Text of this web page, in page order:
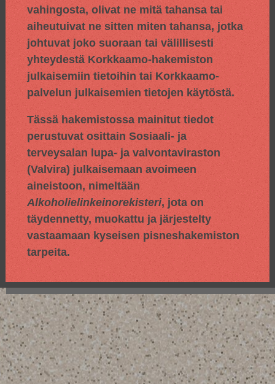
vahingosta, olivat ne mitä tahansa tai
aiheutuivat ne sitten miten tahansa, jotka
johtuvat joko suoraan tai välillisesti
yhteydestä Korkkaamo-hakemiston
julkaisemiin tietoihin tai Korkkaamo-
palvelun julkaisemien tietojen käytöstä.
Tässä hakemistossa mainitut tiedot
perustuvat osittain Sosiaali- ja
terveysalan lupa- ja valvontaviraston
(Valvira) julkaisemaan avoimeen
aineistoon, nimeltään
Alkoholielinkeinorekisteri, jota on
täydennetty, muokattu ja järjestelty
vastaamaan kyseisen pisneshakemiston
tarpeita.